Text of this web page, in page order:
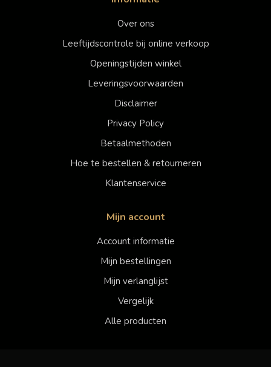
Over ons
Leeftijdscontrole bij online verkoop
Openingstijden winkel
Leveringsvoorwaarden
Disclaimer
Privacy Policy
Betaalmethoden
Hoe te bestellen & retourneren
Klantenservice
Mijn account
Account informatie
Mijn bestellingen
Mijn verlanglijst
Vergelijk
Alle producten